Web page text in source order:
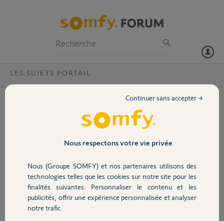
Volet
Sécurité
Domotique
LES SUJETS PORTAIL
Feu clignotant à LED pour motorisation de
Bonjour, CE feu clignotant fourniavec la motorisation EVOLVIA 400
Par quoi peut-on le remplacer?
Daniel L.
il y a environ 6 ans
Participer au fil de discussion
Nous respectons votre vie privée
Nous (Groupe SOMFY) et nos partenaires utilisons des
technologies telles que les cookies sur notre site pour les
finalités suivantes: Personnaliser le contenu et les
publicités, offrir une expérience personnalisée et analyser
notre trafic.
Continuer sans accepter →